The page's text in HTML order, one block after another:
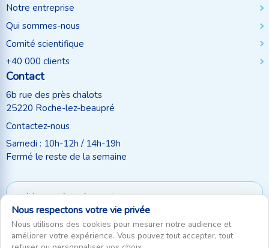
Notre entreprise
Qui sommes-nous
Comité scientifique
+40 000 clients
Contact
6b rue des près chalots
25220 Roche-lez-beaupré
Contactez-nous
Samedi : 10h-12h / 14h-19h
Fermé le reste de la semaine
Moyen de paiement
Suivez-nous
Nous respectons votre vie privée
Nous utilisons des cookies pour mesurer notre audience et
améliorer votre expérience. Vous pouvez tout accepter, tout